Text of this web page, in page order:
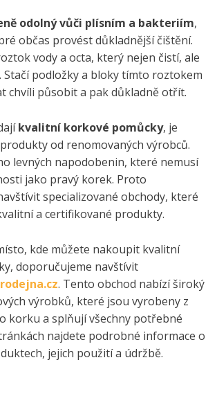
odolný vůči plísním a bakteriím,
občas provést důkladnější čištění.
vody a octa, který nejen čistí, ale
Stačí podložky a bloky tímto roztokem
chvíli působit a pak důkladně otřít.
kvalitní korkové pomůcky, je
od renomovaných výrobců.
levných napodobenin, které nemusí
jako pravý korek. Proto
specializované obchody, které
a certifikované produkty.
kde můžete nakoupit kvalitní
doporučujeme navštívit
. Tento obchod nabízí široký
výrobků, které jsou vyrobeny z
korku a splňují všechny potřebné
najdete podrobné informace o
jejich použití a údržbě.